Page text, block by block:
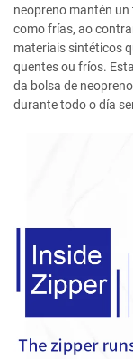
neopreno mantén
como frías, ao
materiais sintéticos
quentes ou fríos.
da bolsa de
durante todo o día